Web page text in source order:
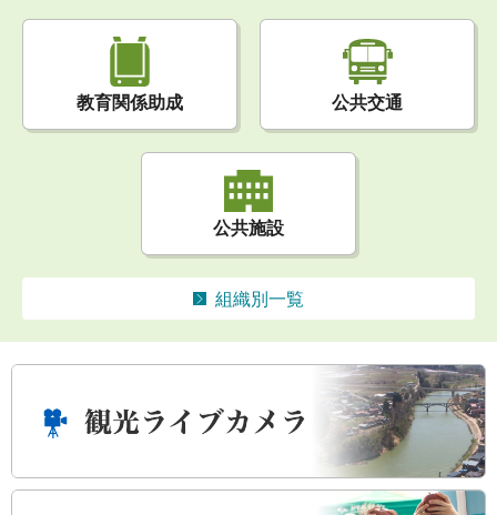
教育関係助成 公共交通
公共施設
組織別一覧